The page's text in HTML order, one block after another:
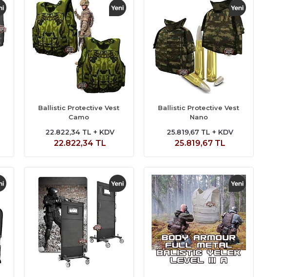
Ballistic Protective Vest
Camo
22.822,34 TL + KDV
22.822,34 TL
Ballistic Protective Vest
Nano
25.819,67 TL + KDV
25.819,67 TL